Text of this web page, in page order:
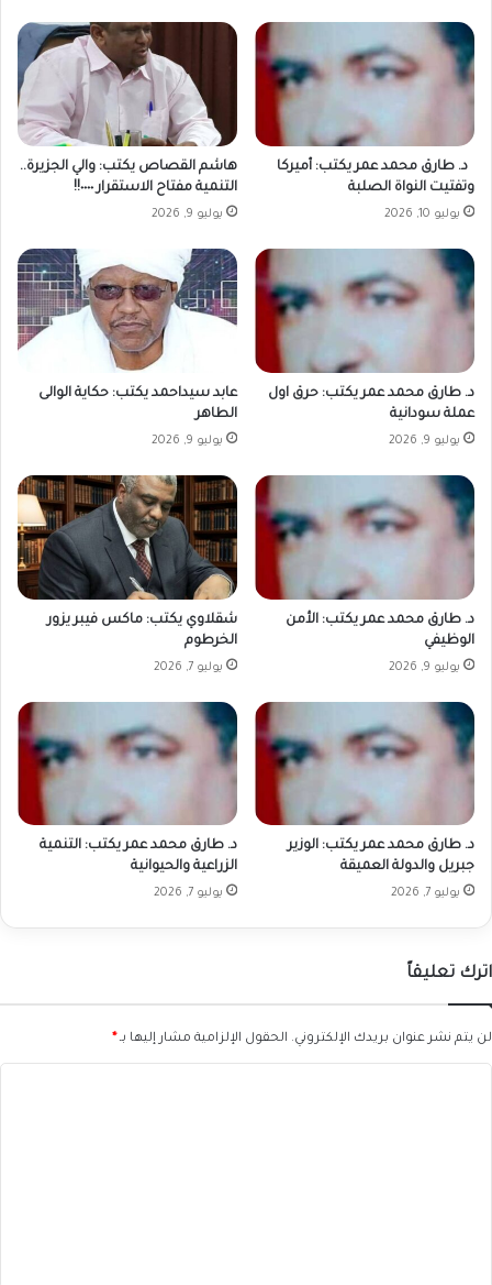
د. طارق محمد عمر يكتب: أميركا
وتفتيت النواة الصلبة
يوليو 10, 2026
هاشم القصاص يكتب: والي الجزيرة..
التنمية مفتاح الاستقرار ٠٠٠٠!!
يوليو 9, 2026
د. طارق محمد عمر يكتب: حرق اول
عملة سودانية
يوليو 9, 2026
عابد سيداحمد يكتب: حكاية الوالى
الطاهر
يوليو 9, 2026
د. طارق محمد عمر يكتب: الأمن
الوظيفي
يوليو 9, 2026
شقلاوي يكتب: ماكس فيبر يزور
الخرطوم
يوليو 7, 2026
د. طارق محمد عمر يكتب: الوزير
جبريل والدولة العميقة
يوليو 7, 2026
د. طارق محمد عمر يكتب: التنمية
الزراعية والحيوانية
يوليو 7, 2026
اترك تعليقاً
لن يتم نشر عنوان بريدك الإلكتروني. الحقول الإلزامية مشار إليها بـ *